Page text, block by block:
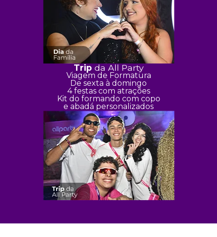
Trip da All Party
Viagem de Formatura
De sexta à domingo
4 festas com atrações
Kit do formando com copo
e abadá personalizados